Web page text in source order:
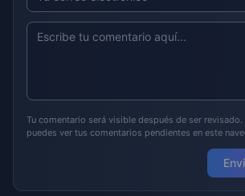
Tu comentario será visible después de ser
puedes ver tus comentarios pendientes en este